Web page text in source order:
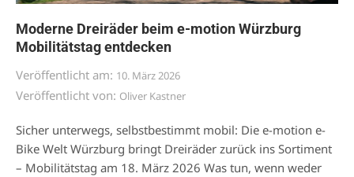
Moderne Dreiräder beim e-motion Würzburg
Mobilitätstag entdecken
Veröffentlicht am: 10. März 2026
Veröffentlicht von: Oliver Kastner
Sicher unterwegs, selbstbestimmt mobil: Die e-motion e-
Bike Welt Würzburg bringt Dreiräder zurück ins Sortiment
– Mobilitätstag am 18. März 2026 Was tun, wenn weder